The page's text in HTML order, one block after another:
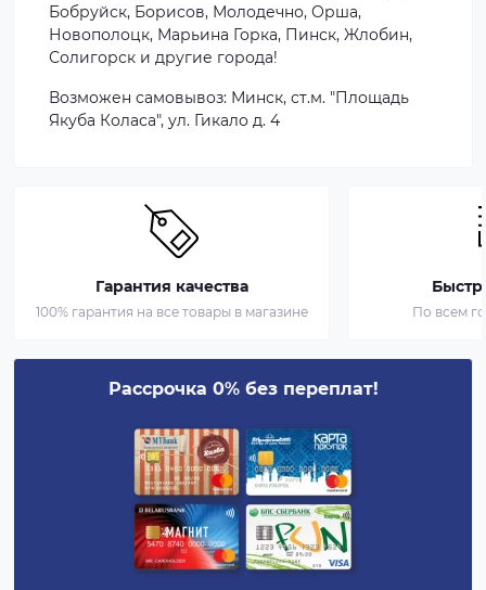
Бобруйск, Борисов, Молодечно, Орша,
Новополоцк, Марьина Горка, Пинск, Жлобин,
Солигорск и другие города!
Возможен самовывоз: Минск, ст.м. "Площадь
Якуба Коласа", ул. Гикало д. 4
Гарантия качества
100% гарантия на все товары в магазине По всем
Рассрочка 0% без переплат!